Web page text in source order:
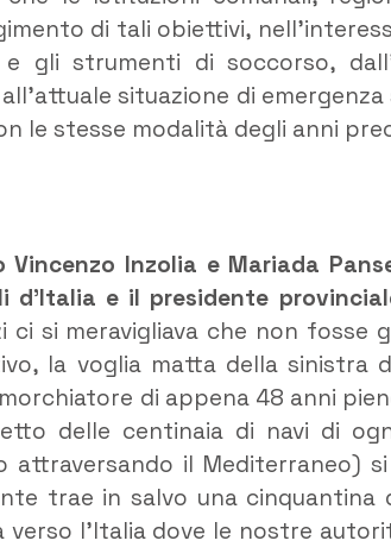
di tali obiettivi,
gli strumenti di soccorso,
situazione di
le stesse modalità degli anni
Vincenzo Inzolia e Mariada
d’Italia e il presidente
ci si meravigliava che non fosse
la voglia matta della sinistra
di appena 48 anni
delle centinaia di navi di
attraversando il Mediterraneo)
trae in salvo una
l’Italia dove le nostre